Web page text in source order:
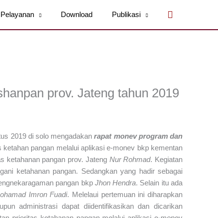
Pelayanan Download Publikasi Cari
prov. Jateng tahun 2019
2019 di solo mengadakanrapat monev program dan
pangan melalui aplikasi e-monev bkp kementan
ketahanan pangan prov. Jateng Nur Rohmad. Kegiatan
ketahanan pangan. Sedangkan yang hadir sebagai
pangan bkp Jhon Hendra. Selain itu ada
Imron Fuadi. Melelaui pertemuan ini diharapkan
administrasi dapat diidentifikasikan dan dicarikan